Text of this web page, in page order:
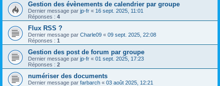
Gestion des évènements de calendrier par groupe
Dernier message par jp-fr « 16 sept. 2025, 11:01
Réponses : 4
Flux RSS ?
Dernier message par Charle09 « 09 sept. 2025, 22:08
Réponses : 1
Gestion des post de forum par groupe
Dernier message par jp-fr « 01 sept. 2025, 17:23
Réponses : 2
numériser des documents
Dernier message par farbarch « 03 août 2025, 12:21